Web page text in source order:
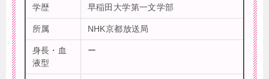
学歴 早稲田大学第一文学部
所属 NHK京都放送局
身長・血
液型
ー